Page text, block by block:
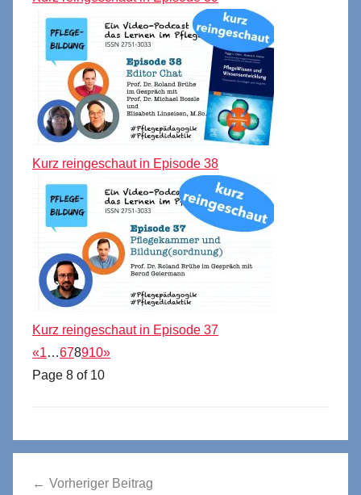
Kurz reingeschaut in Episode 38
Kurz reingeschaut in Episode 37
«1…678910»
Page 8 of 10
Vorheriger Beitrag